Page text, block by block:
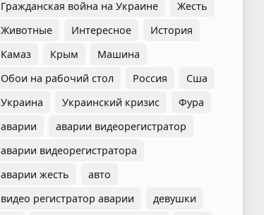
Гражданская война на Украине
Жесть
Животные
Интересное
История
Камаз
Крым
Машина
Обои на рабочий стол
Россия
Сша
Украина
Украинский кризис
Фура
аварии
аварии видеорегистратор
аварии видеорегистратора
аварии жесть
авто
видео регистратор аварии
девушки